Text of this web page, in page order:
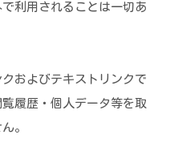
利用されることは一切あ
およびテキストリンクで
履歴・個人データ等を取
。